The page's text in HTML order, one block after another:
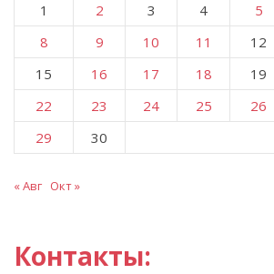
1
2 3 4 5
8
9 10 11 12
15
16 17 18 19
22
23 24 25 26
29
30
« Авг Окт »
Контакты: